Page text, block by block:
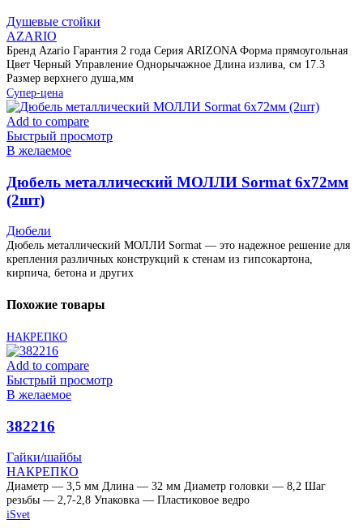
Душевые стойки
AZARIO
Бренд Azario Гарантия 2 года Серия ARIZONA Форма прямоугольная
Цвет Черный Управление Однорычажное Длина излива, см 17.3
Размер верхнего душа,мм
Супер-цена
Add to compare
Быстрый просмотр
В желаемое
Дюбель металлический МОЛЛИ Sormat 6х72мм
(2шт)
Дюбели
Дюбель металлический МОЛЛИ Sormat — это надежное решение для
крепления различных конструкций к стенам из гипсокартона,
кирпича, бетона и других
Похожие товары
НАКРЕПКО
Add to compare
Быстрый просмотр
В желаемое
382216
Гайки/шайбы
НАКРЕПКО
Диаметр — 3,5 мм Длина — 32 мм Диаметр головки — 8,2 Шаг
резьбы — 2,7-2,8 Упаковка — Пластиковое ведро
iSvet